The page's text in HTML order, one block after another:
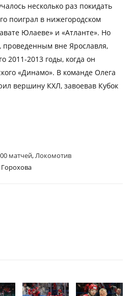
несколько раз покидать
поиграл в нижегородском
Юлаеве» и «Атланте». Но
вне Ярославля,
2011-2013 годы, когда он
«Динамо». В команде Олега
вершину КХЛ, завоевав Кубок
матчей,Локомотив